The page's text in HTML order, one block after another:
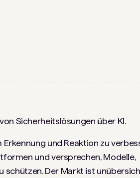
Sicherheitslösungen über KI.
und Reaktion zu
und versprechen, Modelle,
Der Markt ist